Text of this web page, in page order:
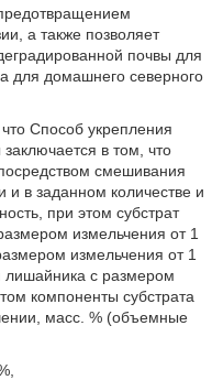
а также позволяет
почвы для
для домашнего северного
Способ укрепления
в том, что
смешивания
в заданном количестве и
при этом субстрат
измельчения от 1
измельчения от 1
с размером
компоненты субстрата
масс. % (объемные